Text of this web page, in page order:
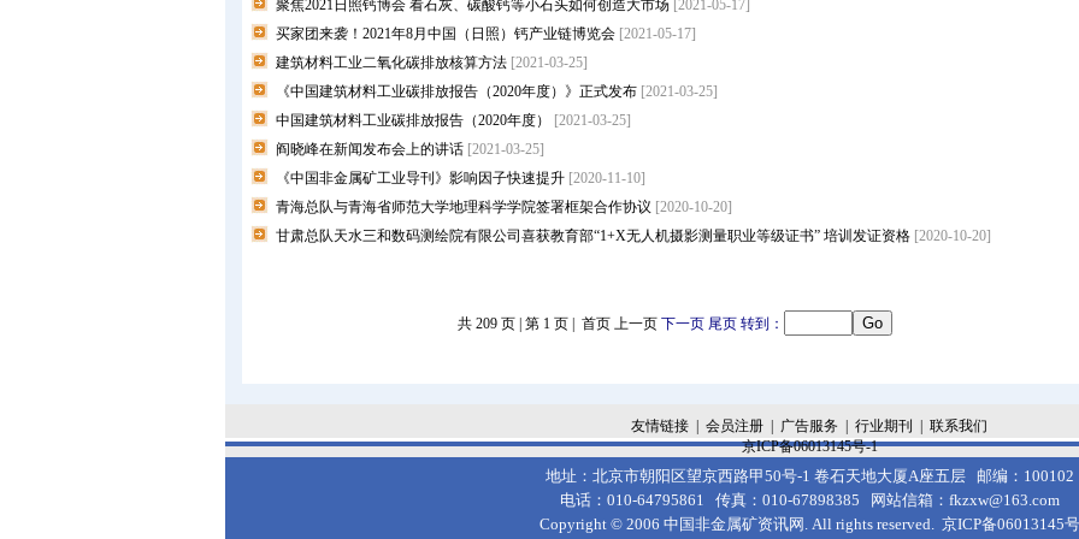
聚焦2021日照钙博会 看石灰、碳酸钙等小石头如何创造大市场 [2021-05-17]
买家团来袭！2021年8月中国（日照）钙产业链博览会 [2021-05-17]
建筑材料工业二氧化碳排放核算方法 [2021-03-25]
《中国建筑材料工业碳排放报告（2020年度）》正式发布 [2021-03-25]
中国建筑材料工业碳排放报告（2020年度）
[2021-03-25]
阎晓峰在新闻发布会上的讲话 [2021-03-25]
《中国非金属矿工业导刊》影响因子快速提升 [2020-11-10]
青海总队与青海省师范大学地理科学学院签署框架合作协议 [2020-10-20]
甘肃总队天水三和数码测绘院有限公司喜获教育部“1+X无人机摄影测量职业等级证书” 培训发证资格 [2020-10-20]
共 209 页 | 第 1 页 | 首页 上一页 下一页 尾页 转到：
友情链接 会员注册 广告服务 行业期刊
联系我们
京ICP备06013145号-1
地址：北京市朝阳区望京西路甲50号-1 卷石天地大厦A座五层 邮编：100102
电话：010-64795861 传真：010-67898385 网站信箱： fkzxw@163.com
Copyright © 2006 中国非金属矿资讯网. All rights reserved.京ICP备06013145号